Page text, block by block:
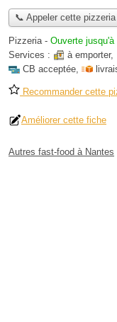
📞 Appeler cette pizzeria
Pizzeria- Ouverte jusqu'à
Services :
à emporter,
CB acceptée,
Recommander cette
Améliorer cette fiche
Autres fast-food à Nantes